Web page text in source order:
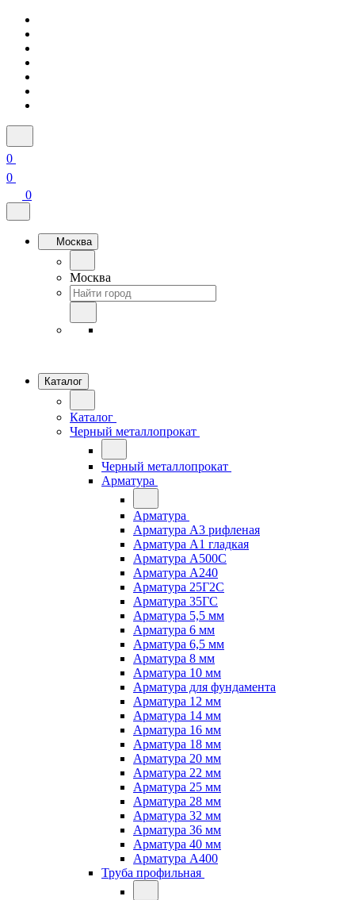
0
0
0
Москва
Москва
Каталог
Каталог
Черный металлопрокат
Черный металлопрокат
Арматура
Арматура
Арматура А3 рифленая
Арматура А1 гладкая
Арматура А500С
Арматура А240
Арматура 25Г2С
Арматура 35ГС
Арматура 5,5 мм
Арматура 6 мм
Арматура 6,5 мм
Арматура 8 мм
Арматура 10 мм
Арматура для фундамента
Арматура 12 мм
Арматура 14 мм
Арматура 16 мм
Арматура 18 мм
Арматура 20 мм
Арматура 22 мм
Арматура 25 мм
Арматура 28 мм
Арматура 32 мм
Арматура 36 мм
Арматура 40 мм
Арматура А400
Труба профильная